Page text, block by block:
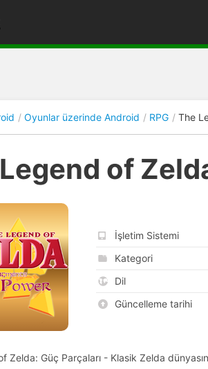
Oyunlar üzerinde Android RPG The
of
İşletim Sistemi
Kategori
Dil
Güncelleme tarihi
Zelda: Güç Parçaları - Klasik Zelda